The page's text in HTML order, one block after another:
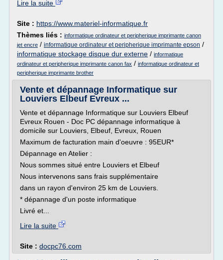
Lire la suite
Site : https://www.materiel-informatique.fr
Thèmes liés : informatique ordinateur et peripherique imprimante canon
jet encre / informatique ordinateur et peripherique imprimante epson /
informatique stockage disque dur externe / informatique
ordinateur et peripherique imprimante canon fax / informatique ordinateur et
peripherique imprimante brother
Vente et dépannage Informatique sur
Louviers Elbeuf Evreux ...
Vente et dépannage Informatique sur Louviers Elbeuf
Evreux Rouen - Doc PC dépannage informatique à
domicile sur Louviers, Elbeuf, Evreux, Rouen
Maximum de facturation main d'oeuvre : 95EUR*
Dépannage en Atelier :
Nous sommes situé entre Louviers et Elbeuf
Nous intervenons sans frais supplémentaire
dans un rayon d'environ 25 km de Louviers.
* dépannage d'un poste informatique
Livré et...
Lire la suite
Site : docpc76.com